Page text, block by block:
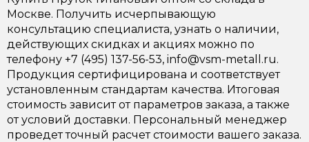
Москве. Получить исчерпывающую
консультацию специалиста, узнать о наличии,
действующих скидках и акциях можно по
телефону +7 (495) 137-56-53, info@vsm-metall.ru.
Продукция сертифицирована и соответствует
установленным стандартам качества. Итоговая
стоимость зависит от параметров заказа, а также
от условий доставки. Персональный менеджер
проведет точный расчет стоимости вашего заказа.